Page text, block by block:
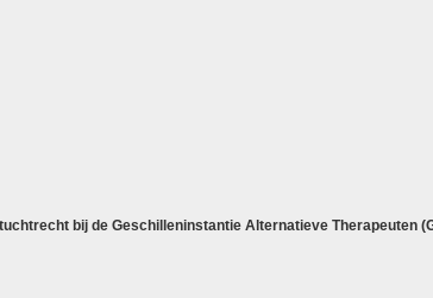
bij de Geschilleninstantie Alternatieve Therapeuten